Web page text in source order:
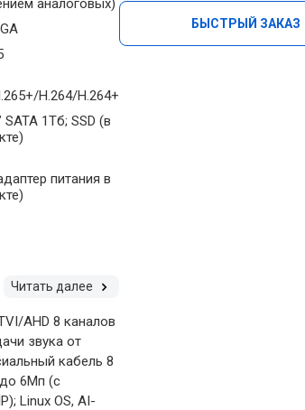
H.264/H.264+
SATA 1Тб; SSD (в
питания в
Читать далее
AHD 8 каналов
звука от
кабель 8
6Мп (с
Linux OS, AI-
БЫСТРЫЙ ЗАКАЗ